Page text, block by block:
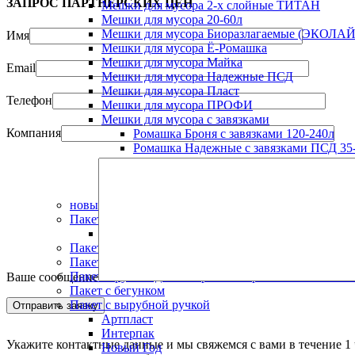
ЗАПРОС ПАРТНЁРСКИХ ЦЕН
Имя
Email
Телефон
Компания
Ваше сообщение
Укажите контактные данные и мы свяжемся с вами в течение 1
Мешки для мусора 2-х слойные ТИТАН
Мешки для мусора 20-60л
Мешки для мусора Биоразлагаемые
Мешки для мусора Ё-Ромашка
Мешки для мусора Майка
Мешки для мусора Надежные ПСД
Мешки для мусора Пласт
Мешки для мусора ПРОФИ
Мешки для мусора с завязками
Ромашка Броня с завязками 120-240л
Ромашка Надежные с завязками ПСД
Ромашка Практичные с завязками ПВД
Ромашка Премиум с завязками ПВД 30-
Ромашка Стандарт с завязками ПВД 35-
новый год
Пакет "майка"
Пакет Zip Lock
Пакет без клапана
Пакет в рулоне для заморозки и хранения
Пакет с бегунком
Пакет с вырубной ручкой
Артпласт
Интерпак
Новый Год